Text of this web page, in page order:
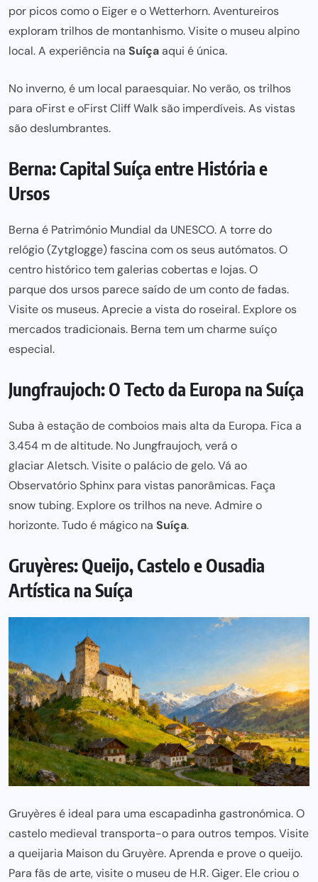
por picos como o Eigere oWetterhorn. Aventureiros
exploramtrilhos de montanhismo. Visite o museu alpino
local. A experiência na Suíçaaqui é única.
No inverno, é um local paraesquiar. No verão, os trilhos
para oFirst e oFirst Cliff Walk são imperdíveis. As vistas
são deslumbrantes.
Berna: Capital Suíça entre História e
Ursos
Berna é Património Mundial da UNESCO. A torre do
relógio (Zytglogge) fascina com os seus autómatos. O
centro históricotem galerias cobertas e lojas. O
parque dos ursos parece saído de um conto de fadas.
Visite os museus. Aprecie a vista do roseiral. Explore os
mercados tradicionais. Berna tem umcharme suíço
especial.
Jungfraujoch: O Tecto da Europa na Suíça
Suba à estação de comboios mais alta da Europa. Fica a
3.454 m de altitude. NoJungfraujoch, verá o
glaciar Aletsch. Visite o palácio de gelo. Vá ao
Observatório Sphinx para vistas panorâmicas. Faça
snow tubing. Explore ostrilhos na neve. Admire o
horizonte. Tudo é mágico na Suíça.
Gruyères: Queijo, Castelo e Ousadia
Artística na Suíça
Gruyèresé ideal para uma escapadinha gastronómica. O
castelo medieval transporta-o para outros tempos. Visite
a queijaria Maison du Gruyère. Aprenda e prove oqueijo.
Para fãs de arte, visite o museu de H.R. Giger. Ele criou o